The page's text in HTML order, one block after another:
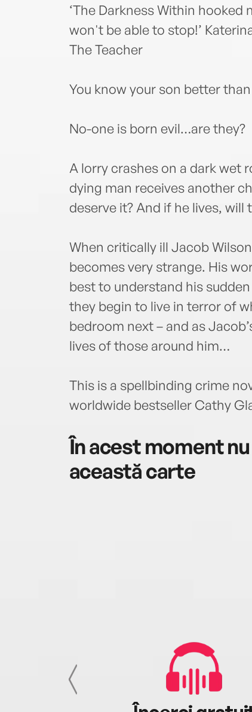
‘The Darkness Within
won't be able to stop!’
The Teacher
You know your son better
No-one is born evil…are they?
A lorry crashes on a dark wet
dying man receives another
deserve it? And if he lives, will
When critically ill Jacob
becomes very strange. His
best to understand his
they begin to live in terror of
bedroom next – and as
lives of those around him…
This is a spellbinding crime
worldwide bestseller Cathy
În acest moment
această carte